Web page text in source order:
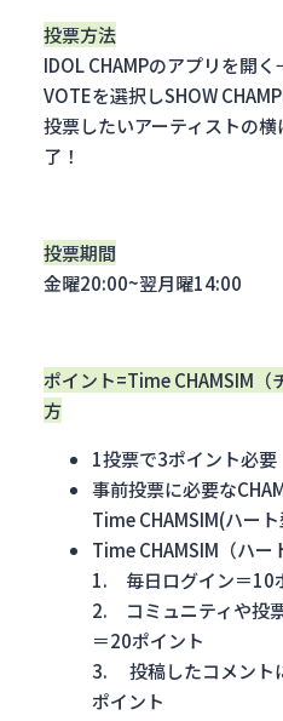
投票方法
IDOL CHAMPのアプリを開
VOTEを選択しSHOW
投票したいアーティストの
了！
投票期間
金曜20:00~翌月曜14:00
ポイント=Time CHAMSIM（
方
1投票で3ポイント必要
事前投票に必要な
Time CHAMSIM(ハー
Time CHAMSIM（ハ
1. 毎日ログイン＝10
2. コミュニティや投
＝20ポイント
3. 投稿したコメント
ポイント